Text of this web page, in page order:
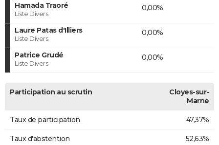
Hamada Traoré
Liste Divers
0,00%
Laure Patas d'Illiers
Liste Divers
0,00%
Patrice Grudé
Liste Divers
0,00%
Participation au scrutin
Cloyes-sur-
Marne
Taux de participation 47,37%
Taux d'abstention 52,63%